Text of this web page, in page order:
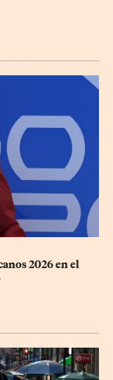
2026 en el